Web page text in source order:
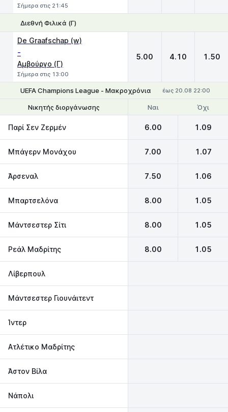
Σήμερα στις 21:45
Διεθνή Φιλικά (Γ)
De Graafschap (w)
-
Αμβούργο (Γ)
Σήμερα στις 13:00
5.00 4.10 1.50
UEFA Champions League - Μακροχρόνια έως 20.08 22:00
Νικητής διοργάνωσης Να φτάσει στον τελικό
Ναι Όχι
Παρί Σεν Ζερμέν 6.00 1.09
Μπάγερν Μονάχου 7.00 1.07
Άρσεναλ 7.50 1.06
Μπαρτσελόνα 8.00 1.05
Μάντσεστερ Σίτι 8.00 1.05
Ρεάλ Μαδρίτης 8.00 1.05
Λίβερπουλ
Μάντσεστερ Γιουνάιτεντ
Ίντερ
Ατλέτικο Μαδρίτης
Άστον Βίλα
Νάπολι